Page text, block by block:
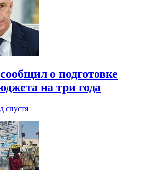
о подготовке
на три года
спустя